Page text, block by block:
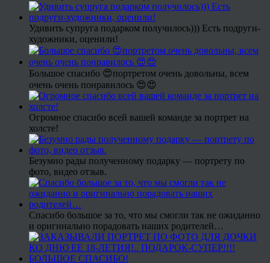
Удивить супруга подарком получилось))) Есть подруги-
художники, оценили!
Большое спасибо 😍портретом очень довольны, всем
очень очень понравилось 😍😍
Огромное спасибо всей вашей команде за портрет на
холсте!
Безумно рады полученному подарку — портрету по
фото, видео отзыв.
Спасибо большое за то, что мы смогли так не ожиданно
и оригинально порадовать наших родителей…